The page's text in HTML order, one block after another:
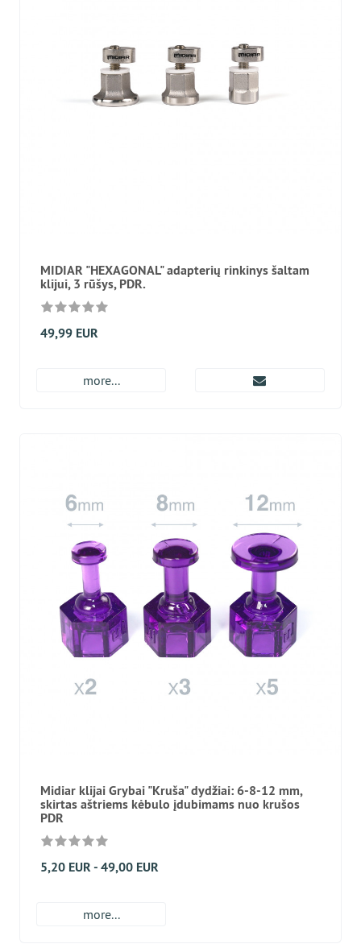
MIDIAR "HEXAGONAL" adapterių rinkinys šaltam
klijui, 3 rūšys, PDR.
49,99 EUR
more...
Midiar klijai Grybai "Kruša" dydžiai: 6-8-12 mm,
skirtas aštriems kėbulo įdubimams nuo krušos
PDR
5,20 EUR - 49,00 EUR
more...